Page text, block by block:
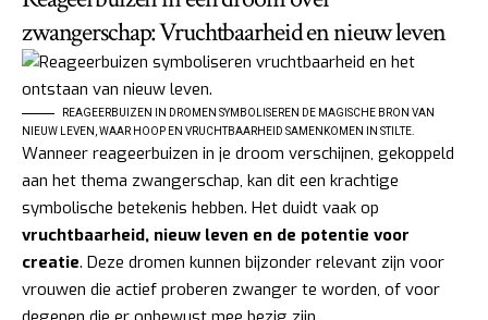
zwangerschap: Vruchtbaarheid en nieuw leven
REAGEERBUIZEN IN DROMEN SYMBOLISEREN DE MAGISCHE BRON VAN
NIEUW LEVEN, WAAR HOOP EN VRUCHTBAARHEID SAMENKOMEN IN STILTE.
Wanneer reageerbuizen in je droom verschijnen, gekoppeld
aan het thema zwangerschap, kan dit een krachtige
symbolische betekenis hebben. Het duidt vaak op
vruchtbaarheid, nieuw leven en de potentie voor
creatie. Deze dromen kunnen bijzonder relevant zijn voor
vrouwen die actief proberen zwanger te worden, of voor